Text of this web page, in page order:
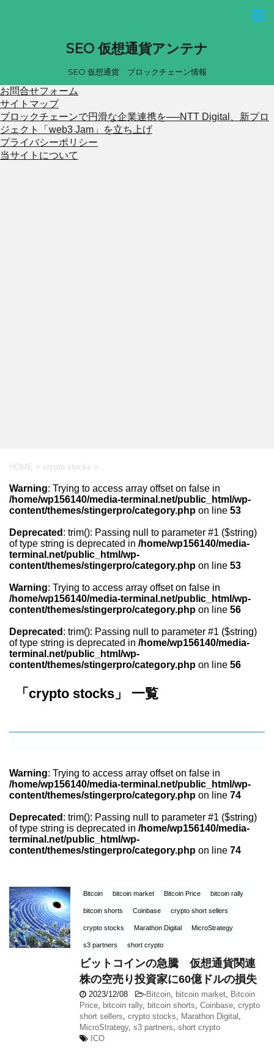
SEO 仮想通貨アンテナ
SEO 仮想通貨 ブロックチェーン情報
お問合せフォーム
サイトマップ
ブロックチェーンで円滑な企業連携を──NTT Digital、新プロ
ジェクト「web3 Jam」を立ち上げ
プライバシーポリシー
当サイトについて
HOME > crypto stocks >
Warning: Trying to access array offset on false in
/home/wp156140/media-terminal.net/public_html/wp-
content/themes/stingerpro/category.php on line 53
Deprecated : trim(): Passing null to parameter #1 ($string)
of type string is deprecated in /home/wp156140/media-
terminal.net/public_html/wp-
content/themes/stingerpro/category.php on line 53
Warning: Trying to access array offset on false in
/home/wp156140/media-terminal.net/public_html/wp-
content/themes/stingerpro/category.php on line 56
Deprecated : trim(): Passing null to parameter #1 ($string)
of type string is deprecated in /home/wp156140/media-
terminal.net/public_html/wp-
content/themes/stingerpro/category.php on line 56
「crypto stocks」 一覧
Warning: Trying to access array offset on false in
/home/wp156140/media-terminal.net/public_html/wp-
content/themes/stingerpro/category.php on line 74
Deprecated : trim(): Passing null to parameter #1 ($string)
of type string is deprecated in /home/wp156140/media-
terminal.net/public_html/wp-
content/themes/stingerpro/category.php on line 74
Bitcoin bitcoin market Bitcoin Price bitcoin rally
bitcoin shorts Coinbase crypto short sellers
crypto stocks Marathon Digital MicroStrategy
s3 partners short crypto
ビットコインの急騰 仮想通貨関連
株の空売り投資家に60億ドルの損失
2023/12/08 -Bitcoin bitcoin market Bitcoin
Price bitcoin rally, bitcoin shorts Coinbase crypto
short sellers crypto stocks Marathon Digital
MicroStrategy, s3 partners short crypto
ICO